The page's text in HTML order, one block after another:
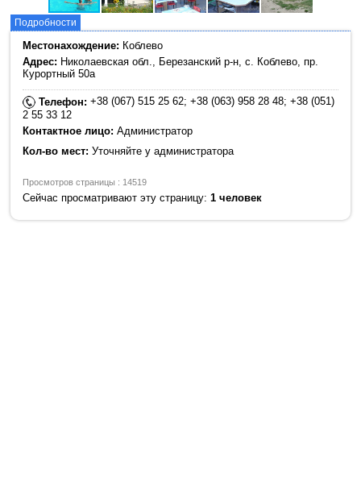
Подробности
Местонахождение: Коблево
Адрес: Николаевская обл., Березанский р-н, с. Коблево, пр.
Курортный 50a
Телефон:+38 (067) 515 25 62; +38 (063) 958 28 48; +38 (051)
2 55 33 12
Контактное лицо: Администратор
Кол-во мест: Уточняйте у администратора
Просмотров страницы : 14519
Сейчас просматривают эту страницу:1 человек